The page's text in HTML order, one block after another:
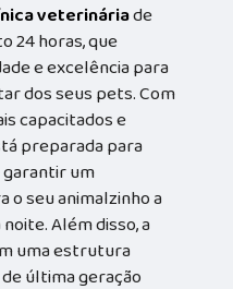
veterináriade
24 horas, que
e excelência para
dos seus pets. Com
capacitados e
preparada para
um
seu animalzinho a
Além disso, a
uma estrutura
última geração